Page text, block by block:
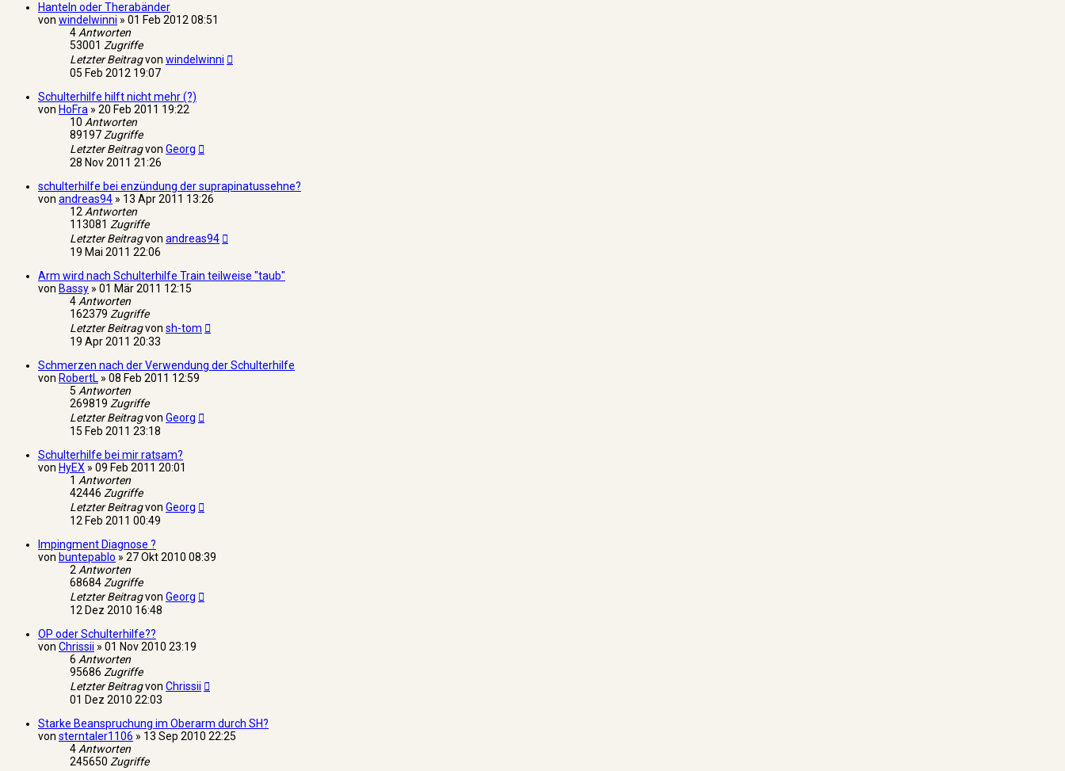
Hanteln oder Therabänder
von windelwinni » 01 Feb 2012 08:51
4Antworten
53001 Zugriffe
Letzter Beitragvon windelwinni
05 Feb 2012 19:07
Schulterhilfe hilft nicht mehr (?)
von HoFra » 20 Feb 2011 19:22
10 Antworten
89197Zugriffe
Letzter Beitragvon Georg
28 Nov 2011 21:26
schulterhilfe bei enzündung der suprapinatussehne?
von andreas94 » 13 Apr 2011 13:26
12Antworten
113081 Zugriffe
Letzter Beitragvon andreas94
19 Mai 2011 22:06
Arm wird nach Schulterhilfe Train teilweise "taub"
von Bassy » 01 Mär 2011 12:15
4Antworten
162379 Zugriffe
Letzter Beitragvon sh-tom
19 Apr 2011 20:33
Schmerzen nach der Verwendung der Schulterhilfe
von RobertL » 08 Feb 2011 12:59
5 Antworten
269819 Zugriffe
Letzter Beitragvon Georg
15 Feb 2011 23:18
Schulterhilfe bei mir ratsam?
von HyEX » 09 Feb 2011 20:01
1 Antworten
42446 Zugriffe
Letzter Beitragvon Georg
12 Feb 2011 00:49
Impingment Diagnose ?
von buntepablo » 27 Okt 2010 08:39
2Antworten
68684Zugriffe
Letzter Beitragvon Georg
12 Dez 2010 16:48
OP oder Schulterhilfe??
von Chrissii » 01 Nov 2010 23:19
6 Antworten
95686 Zugriffe
Letzter Beitragvon Chrissii
01 Dez 2010 22:03
Starke Beanspruchung im Oberarm durch SH?
von sterntaler1106 » 13 Sep 2010 22:25
4Antworten
245650 Zugriffe